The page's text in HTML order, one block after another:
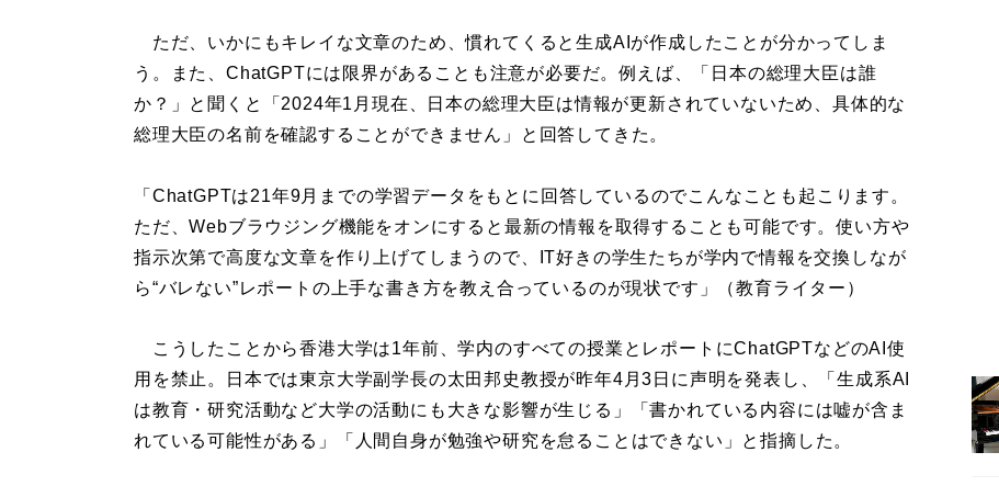
ただ、いかにもキレイな文章のため、慣れてくると生成AIが作成したことが分かってしま
う。また、ChatGPTには限界があることも注意が必要だ。例えば、「日本の総理大臣は誰
か？」と聞くと「2024年1月現在、日本の総理大臣は情報が更新されていないため、具体的な
総理大臣の名前を確認することができません」と回答してきた。
「ChatGPTは21年9月までの学習データをもとに回答しているのでこんなことも起こります。
ただ、Webブラウジング機能をオンにすると最新の情報を取得することも可能です。使い方や
指示次第で高度な文章を作り上げてしまうので、IT好きの学生たちが学内で情報を交換しなが
ら“バレない”レポートの上手な書き方を教え合っているのが現状です」（教育ライター）
こうしたことから香港大学は1年前、学内のすべての授業とレポートにChatGPTなどのAI使
用を禁止。日本では東京大学副学長の太田邦史教授が昨年4月3日に声明を発表し、「生成系AI
は教育・研究活動など大学の活動にも大きな影響が生じる」「書かれている内容には嘘が含ま
れている可能性がある」「人間自身が勉強や研究を怠ることはできない」と指摘した。